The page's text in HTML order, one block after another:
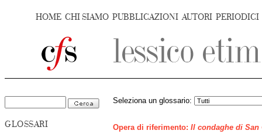
HOME CHI SIAMO PUBBLICAZIONI AUTORI PERIODICI
GLOSSARI
Seleziona un glossario:
Opera di riferimento: Il condaghe di San